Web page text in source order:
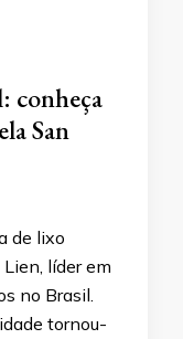
conheça
San
de lixo
líder em
no Brasil.
tornou-